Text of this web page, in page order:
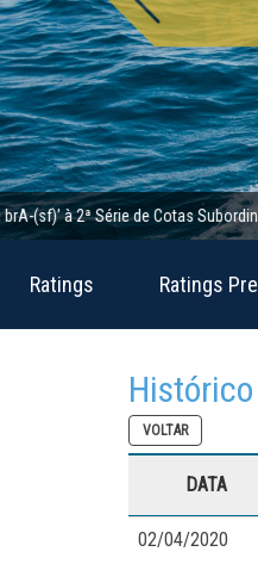
2ª Série de Cotas Subordinadas
Ratings Ratings
VOLTAR
DATA
02/04/2020